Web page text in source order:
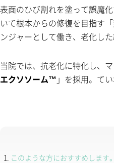
表面のひび割れを塗って誤魔
いて根本からの修復を目指す
ンジャーとして働き、老化し
当院では、抗老化に特化し、
エクソソーム™ 」を採用。て
このような方におすすめします。